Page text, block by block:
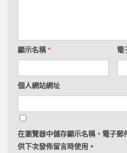
顯示名稱* 電
個人網站網址
在瀏覽器中儲存顯示名稱、電子郵
供下次發佈留言時使用。
想取得更多實用的公職國考備
下方的訂閱按鈕，參與備考教
道，透過系統化備考策略影
實力！ 咱們系統式備考策略影
AI備考時代來臨，不懂AI備考